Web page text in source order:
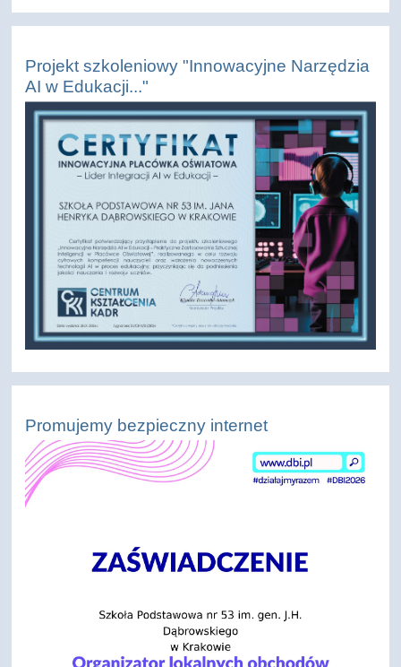
Projekt szkoleniowy "Innowacyjne Narzędzia
AI w Edukacji..."
Promujemy bezpieczny internet